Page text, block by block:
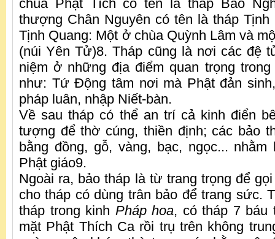
chùa Phật Tích có tên là tháp Báo
thượng Chân Nguyên có tên là tháp Tịnh
Tịnh Quang: Một ở chùa Quỳnh Lâm và
(núi Yên Tử)8. Tháp cũng là nơi các đệ
niệm ở những địa điểm quan trọng
như: Tứ Động tâm nơi mà Phật đản
pháp luân, nhập Niết-bàn.
Về sau tháp có thể an trí cả kinh điển
tượng để thờ cúng, thiền định; các bảo
bằng đồng, gỗ, vàng, bạc, ngọc...
Phật giáo9.
Ngoài ra, bảo tháp là từ trang trọng để
cho tháp có dùng trân bảo để trang sức.
tháp trong kinh Pháp hoa, có tháp 7
mặt Phật Thích Ca rồi trụ trên không